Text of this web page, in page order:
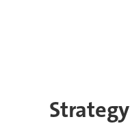
Strategy